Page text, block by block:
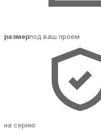
размерпод ваш проём
на серию